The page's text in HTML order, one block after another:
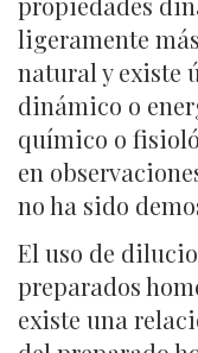
ligeramente
natural y existe
dinámico o
químico o
en
no ha sido
El uso de
preparados
existe una